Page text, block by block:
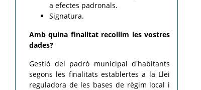
a efectes padronals.
Signatura.
Amb quina finalitat recollim les vostres
dades?
Gestió del padró municipal d'habitants
segons les finalitats establertes a la Llei
reguladora de les bases de règim local i